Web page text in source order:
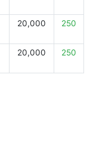
20,000 250
20,000 250